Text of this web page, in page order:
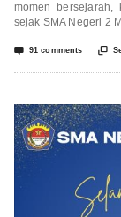
momen bersejarah,
sejak SMA Negeri 2
 91 comments 